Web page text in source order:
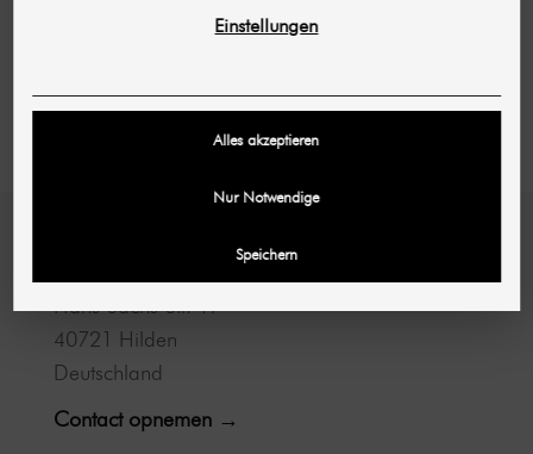
Deze producten zijn vanwege regelgeving alleen toegankelijk voor
REGISTREREN ALS ARTS / THERAPEUT
Hans-Sachs-Str. 17
40721 Hilden
Deutschland
Contact opnemen →
Einstellungen
Alles akzeptieren
Nur Notwendige
Speichern